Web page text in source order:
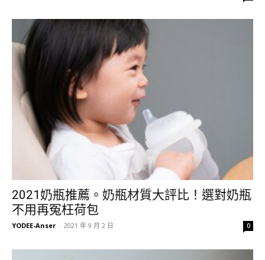
2021奶瓶推薦。奶瓶材質大評比！選對奶瓶
不用再冤枉荷包
YODEE-Anser - 2021 年 9 月 2 日 0